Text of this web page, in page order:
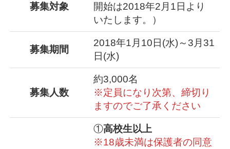
募集対象
開始は2018年2月1日より
いたします。）
募集期間
2018年1月10日(水)～3月31
日(水)
募集人数
約3,000名
※定員になり次第、締切り
ますのでご了承ください
①高校生以上
※18歳未満は保護者の同意